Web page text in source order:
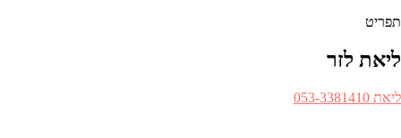
תפריט
ליאת לזר
מספר
ליאת 053-3381410​